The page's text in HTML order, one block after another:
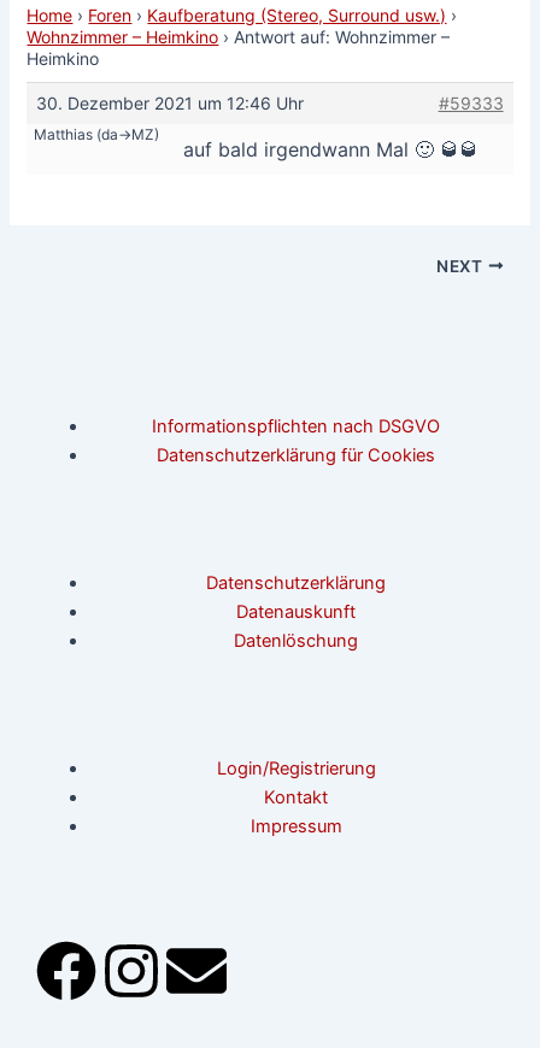
Home › Foren › Kaufberatung (Stereo, Surround usw.) ›
Wohnzimmer – Heimkino › Antwort auf: Wohnzimmer –
Heimkino
30. Dezember 2021 um 12:46 Uhr #59333
Matthias (da->MZ)
auf bald irgendwann Mal 🙂 🥃🥃
NEXT
Informationspflichten nach DSGVO
Datenschutzerklärung für Cookies
Datenschutzerklärung
Datenauskunft
Datenlöschung
Login/Registrierung
Kontakt
Impressum
F I
E